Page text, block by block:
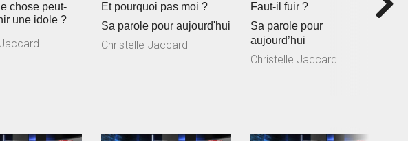
chose peut-
une idole ?
Et pourquoi pas moi ?
Sa parole pour aujourd'hui
Christelle Jaccard
Faut-il fuir ?
Sa parole pour
aujourd’hui
Christelle Jaccard